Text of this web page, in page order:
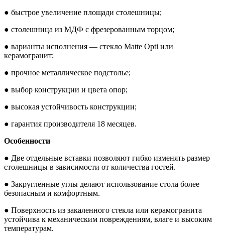
● быстрое увеличение площади столешницы;
● столешница из МДФ с фрезерованным торцом;
● варианты исполнения — стекло Matte Opti или
керамогранит;
● прочное металлическое подстолье;
● выбор конструкции и цвета опор;
● высокая устойчивость конструкции;
● гарантия производителя 18 месяцев.
Особенности
● Две отдельные вставки позволяют гибко изменять размер
столешницы в зависимости от количества гостей.
● Закругленные углы делают использование стола более
безопасным и комфортным.
● Поверхность из закаленного стекла или керамогранита
устойчива к механическим повреждениям, влаге и высоким
температурам.